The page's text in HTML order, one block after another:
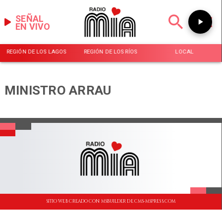
EN VIVO
SEÑAL
REGIÓN DE LOS LAGOS REGIÓN DE LOS RÍOS LOCAL
MINISTRO ARRAU
SITIO WEB CREADO CON MSBUILDER DE CMS-MSPRESS.COM